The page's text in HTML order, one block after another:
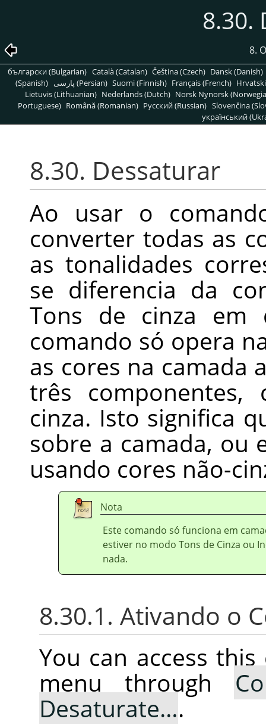
8.30.
8.
български (Bulgarian) Català (Catalan) Čeština (Czech) Dansk (Danish)
(Spanish)
پارسی (Persian) Suomi (Finnish) Français (French)
Lietuvis (Lithuanian) Nederlands (Dutch) Norsk Nynorsk
Portuguese) Română (Romanian) Pусский (Russian) Slovenčina
український
8.30. Dessaturar
Ao usar o
converter todas as
as tonalidades
se diferencia da
Tons de cinza em
comando só opera
as cores na camada
três componentes,
cinza. Isto significa
sobre a camada, ou
usando cores não-
Nota
Este comando só funciona em
estiver no modo Tons de Cinza ou
nada.
8.30.1. Ativando o
You can access
menu through
Desaturate….